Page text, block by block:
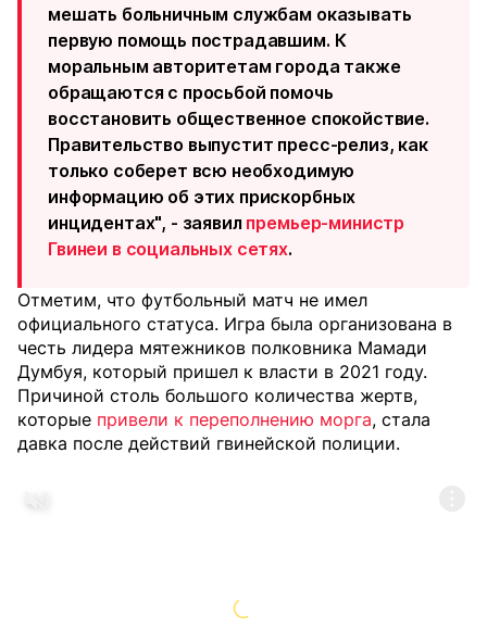
мешать больничным службам оказывать
первую помощь пострадавшим. К
моральным авторитетам города также
обращаются с просьбой помочь
восстановить общественное спокойствие.
Правительство выпустит пресс-релиз, как
только соберет всю необходимую
информацию об этих прискорбных
инцидентах", - заявил премьер-министр
Гвинеи в социальных сетях.
Отметим, что футбольный матч не имел
официального статуса. Игра была организована в
честь лидера мятежников полковника Мамади
Думбуя, который пришел к власти в 2021 году.
Причиной столь большого количества жертв,
которые привели к переполнению морга, стала
давка после действий гвинейской полиции.